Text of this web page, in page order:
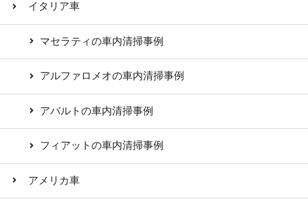
イタリア車
マセラティの車内清掃事例
アルファロメオの車内清掃事例
アバルトの車内清掃事例
フィアットの車内清掃事例
アメリカ車